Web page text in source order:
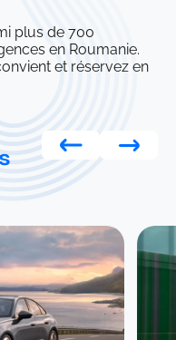
plus de 700
en Roumanie.
et réservez en